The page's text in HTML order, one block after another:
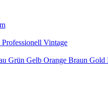
Professionell Vintage
Grün Gelb Orange Braun Gold